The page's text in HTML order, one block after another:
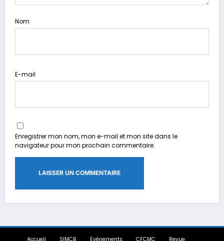
Nom
E-mail
Enregistrer mon nom, mon e-mail et mon site dans le
navigateur pour mon prochain commentaire.
Accueil SIMCB Evènements CFCMC Revue